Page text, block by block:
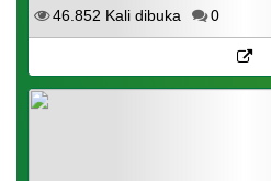
46.852 Kali dibuka 0